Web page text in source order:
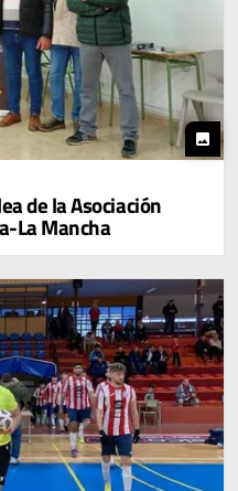
photo
de la Asociación
La Mancha